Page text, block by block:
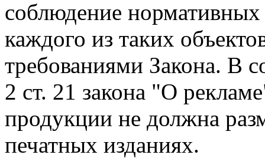
соблюдение
каждого из таких
требованиями Закона. В
2 ст. 21 закона "О
продукции не должна
печатных изданиях.